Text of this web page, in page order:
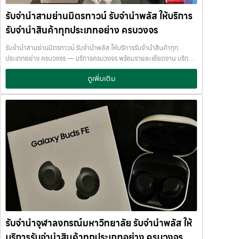
ภายในสถานที่ที่มีระบบรักษาความปลอดภัยครบครัน ทีมงานเชี่ยวชาญ
พร้อมให้คำปรึกษาอย่างมืออาชีพ คุณได้รับเงินจริงทันที ไม่ต้องรอนาน การ
บริการของเราออกแบบมาเพื่อตอบโจทย์ลูกค้าที่ต้องการเงินด่วนโดยไม่
ต้องขายสินทรัพย์ เราเข้าใจความรู้สึกของลูกค้า เรารักษาความลับ และ
พยายามให้บริการด้วยความอ่อนโยน สุจริต และไว้วางใจได้ พื้นที่บริการ
ของ รับจำนำพลัส เพื่อให้ครอบคลุมกลุ่มลูกค้าในหลายเขตกรุงเทพฯ เรามี
จุดบริการในหลายพื้นที่สำคัญดังนี้: เขต ลาดพร้าว เขต แจ้งวัฒนะ เขต สีลม
เขต รัชดา เขต บางแค เขต รามอินทรา เขต บางนา ไม่ว่าคุณอยู่ในซอย
ลาดพร้าวโชคชัย4 ลาดปลาเค้า รัชดาซอย หรือใกล้แยกสีลม ช่องนนทรี
บางนา เมกาบางนา บางแค เดอะมอลล์บางแค รามอินทรา กม.8 หรือใกล้
โชว์รูมแจ้งวัฒนะ — เราพร้อมให้บริการถึงที่ บริการรับจำนำสินค้าที่ให้
บริการ ที่ รับจำนำพลัส เรามีบริการครอบคลุมหลากหลายประเภทสินค้าที่
ลูกค้าต้องการจำนำ ดังนี้: รับจำนำ โทรศัพท์มือถือ / สมาร์ตโฟน (iPhone,
Samsung, Huawei, Oppo ฯลฯ) รับจำนำ โน้ตบุ๊ก / คอมพิวเตอร์ /
แล็ปท็อป รับจำนำ แท็บเล็ต / iPad รับจำนำ เครื่องใช้ไฟฟ้าเล็ก / เครื่องใช้
ไฟฟ้าภายในบ้าน รับจำนำ กล้องถ่ายรูป / กล้องดิจิตอล / อุปกรณ์ถ่ายภาพ
รับจำนำ ของสะสม / ของมีค่าอื่น ๆ บริการแต่ละประเภท ประเมินราคาตาม
สภาพสินค้า รุ่น ยี่ห้อ อายุการใช้งาน เราให้ราคาสูง พร้อมจ่ายเงินสดทันใจ
ความปลอดภัย และการดูแล ระบบกล้องวงจรปิด CCTV ทุกมุม ห้องนิรภัย
/ ตู้นิรภัย พนักงานผ่านการฝึกอบรม ประกันความเสียหาย / ความสูญหาย
บันทึกข้อมูลลูกค้าเป็นความลับ คำแนะนำสำหรับผู้ใช้บริการ เก็บสลิป /
เอกสารสัญญาอย่างดี อย่าเสียบแบตเตอรี่นานนับเดือน ไถ่ถอนก่อนหมด
รับจำนำสามย่านมิตรทาวน์ รับจำนำพลัส ให้บริการ
รับจำนำสินค้าทุกประเภทอย่าง ครบวงจร
รับจำนำสามย่านมิตรทาวน์ รับจำนำพลัส ให้บริการรับจำนำสินค้าทุก
ประเภทอย่าง ครบวงจร — บริการครบวงจร พร้อมรายละเอียดงาน บริการ
รับจำนำสินค้าไอทีทุกชนิด พร้อมให้บริการในเขต ลาดพร้าว แจ้งวัฒนะ สีลม
รัชดา บางแค รามอินทรา บางนา ด้วยมาตรฐาน รวดเร็ว ปลอดภัย ให้ราคา
สูง รับจำนำสามย่านมิตรทาวน์ — รับจำนำพลัส ให้บริการรับจำนำสินค้าทุก
ประเภทอย่าง ครบวงจร รับจำนำสามย่านมิตรทาวน์ รับจำนำพลัส ให้บริการ
รับจำนำสินค้าทุกประเภทอย่าง ครบวงจร จ่ายเงินสดทันที ไม่รอนาน รับ
จำนำสามย่านมิตรทาวน์ จ่ายเงินสดทันที ไม่รอนาน จำนำพลัส
JumnumPlus.com บริการรับจำนำที่เชื่อถือได้ในกรุงเทพฯ โทรศัพท์ มือ
ถือ โน้ตบุ๊ก เครื่องใช้ไฟฟ้า และสินทรัพย์มีค่าอื่น ๆ ทำไมเลือก รับจำนำพลัส
(JumnumPlus) เมื่อคุณต้องการเงินด่วน เราที่ รับจำนำพลัส ให้บริการรับ
จำนำสินค้าทุกประเภทอย่างครบวงจร — ไม่ว่าจะเป็น โทรศัพท์มือถือ
โน้ตบุ๊ก เครื่องใช้ไฟฟ้า หรือ สินทรัพย์มีค่าอื่น ๆ — พร้อมประเมินราคาอย่าง
เป็นธรรม ให้ราคาสูง และจ่ายเงินสดรวดเร็วภายในไม่กี่นาที เรามีมาตรฐาน
การให้บริการที่ โปร่งใส ปลอดภัย เชื่อถือได้ การดูแลสินค้าทุกชิ้นอย่างดี
ภายในสถานที่ที่มีระบบรักษาความปลอดภัยครบครัน ทีมงานเชี่ยวชาญ
พร้อมให้คำปรึกษาอย่างมืออาชีพ คุณได้รับเงินจริงทันที ไม่ต้องรอนาน การ
บริการของเราออกแบบมาเพื่อตอบโจทย์ลูกค้าที่ต้องการเงินด่วนโดยไม่
ดูเพิ่มเติม
รับจำนำจุฬาลงกรณ์มหาวิทยาลัย รับจำนำพลัส ให้